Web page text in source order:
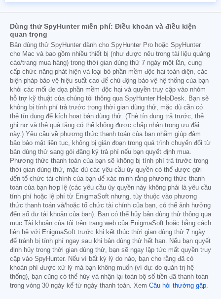
Dùng thử SpyHunter miễn phí: Điều khoản và điều kiện
quan trọng
Bản dùng thử SpyHunter dành cho SpyHunter Pro hoặc SpyHunter
cho Mac và bao gồm nhiều thiết bị (như được nêu trong tài liệu quảng
cáo/trang mua hàng) trong thời gian dùng thử 7 ngày một lần, cung
cấp chức năng phát hiện và loại bỏ phần mềm độc hại toàn diện, các
biện pháp bảo vệ hiệu suất cao để chủ động bảo vệ hệ thống của bạn
khỏi các mối đe dọa phần mềm độc hại và quyền truy cập vào nhóm
hỗ trợ kỹ thuật của chúng tôi thông qua SpyHunter HelpDesk. Bạn sẽ
không bị tính phí trả trước trong thời gian dùng thử, mặc dù cần có
thẻ tín dụng để kích hoạt bản dùng thử. (Thẻ tín dụng trả trước, thẻ
ghi nợ và thẻ quà tặng có thể không được chấp nhận trong ưu đãi
này.) Yêu cầu về phương thức thanh toán của bạn nhằm giúp đảm
bảo bảo mật liên tục, không bị gián đoạn trong quá trình chuyển đổi từ
bản dùng thử sang gói đăng ký trả phí nếu bạn quyết định mua.
Phương thức thanh toán của bạn sẽ không bị tính phí trả trước trong
thời gian dùng thử, mặc dù các yêu cầu ủy quyền có thể được gửi
đến tổ chức tài chính của bạn để xác minh rằng phương thức thanh
toán của bạn hợp lệ (các yêu cầu ủy quyền này không phải là yêu cầu
tính phí hoặc lệ phí từ EnigmaSoft nhưng, tùy thuộc vào phương
thức thanh toán và/hoặc tổ chức tài chính của bạn, có thể ảnh hưởng
đến số dư tài khoản của bạn). Bạn có thể hủy bản dùng thử thông qua
mục Tài khoản của tôi trên trang web của EnigmaSoft hoặc bằng cách
liên hệ với EnigmaSoft trước khi kết thúc thời gian dùng thử 7 ngày
để tránh bị tính phí ngay sau khi bản dùng thử hết hạn. Nếu bạn quyết
định hủy trong thời gian dùng thử, bạn sẽ ngay lập tức mất quyền truy
cập vào SpyHunter. Nếu vì bất kỳ lý do nào, bạn cho rằng đã có
khoản phí được xử lý mà bạn không muốn (ví dụ: do quản trị hệ
thống), bạn cũng có thể hủy và nhận lại toàn bộ số tiền đã thanh toán
trong vòng 30 ngày kể từ ngày thanh toán. Xem Câu hỏi thường gặp.